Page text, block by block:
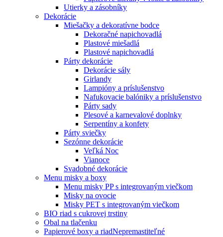
Utierky a zásobníky
Dekorácie
Miešačky a dekoratívne bodce
Dekoračné napichovadlá
Plastové miešadlá
Plastové napichovadlá
Párty dekorácie
Dekorácie sály
Girlandy
Lampióny a príslušenstvo
Nafukovacie balóniky a príslušenstvo
Párty sady
Plesové a karnevalové doplnky
Serpentíny a konfety
Párty sviečky
Sezónne dekorácie
Veľká Noc
Vianoce
Svadobné dekorácie
Menu misky a boxy
Menu misky PP s integrovaným viečkom
Misky na ovocie
Misky PET s integrovaným viečkom
BIO riad s cukrovej trstiny
Obal na tlačenku
Papierové boxy a riadNepremastiteľné